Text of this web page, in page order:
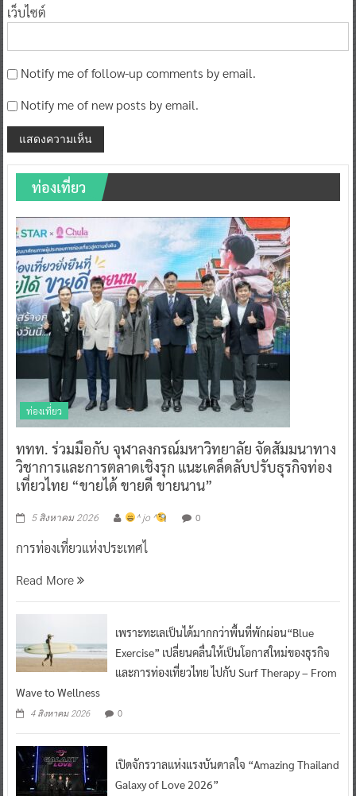
เว็บไซต์
Notify me of follow-up comments by email.
Notify me of new posts by email.
ท่องเที่ยว
ท่องเที่ยว
ททท. ร่วมมือกับ จุฬาลงกรณ์มหาวิทยาลัย จัดสัมมนาทาง
วิชาการและการตลาดเชิงรุก แนะเคล็ดลับปรับธุรกิจท่อง
เที่ยวไทย “ขายได้ ขายดี ขายนาน”
5 สิงหาคม 2026 ^ jo ^ 0
การท่องเที่ยวแห่งประเทศไ
Read More
เพราะทะเลเป็นได้มากกว่าพื้นที่พักผ่อน“Blue
Exercise” เปลี่ยนคลื่นให้เป็นโอกาสใหม่ของธุรกิจ
และการท่องเที่ยวไทย ไปกับ Surf Therapy – From
Wave to Wellness
4 สิงหาคม 2026 0
เปิดจักรวาลแห่งแรงบันดาลใจ “Amazing Thailand
Galaxy of Love 2026”